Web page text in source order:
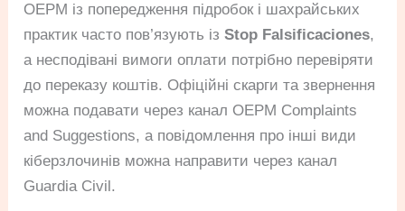
OEPM із попередження підробок і шахрайських
практик часто пов’язують ізStop Falsificaciones,
а несподівані вимоги оплати потрібно перевіряти
до переказу коштів. Офіційні скарги та звернення
можна подавати через канал OEPM Complaints
and Suggestions, а повідомлення про інші види
кіберзлочинів можна направити через канал
Guardia Civil.